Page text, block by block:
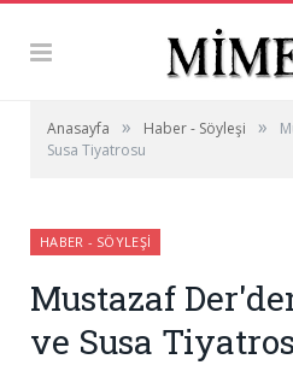
Anasayfa » Haber - Söyleşi »
Susa Tiyatrosu
HABER - SÖYLEŞI
Mustazaf
ve Susa